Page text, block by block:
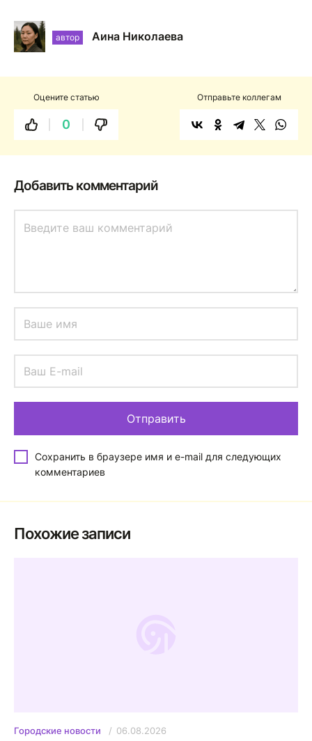
автор Аина Николаева
Оцените статью
0
Отправьте коллегам
Добавить комментарий
Сохранить в браузере имя и e-mail для следующих
комментариев
Похожие записи
Городские новости 06.08.2026